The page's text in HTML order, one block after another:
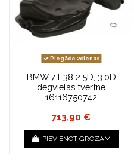
Piegāde 2dienas
BMW 7 E38 2.5D, 3.0D
degvielas tvertne
16116750742
713,90 €
PIEVIENOT GROZAM